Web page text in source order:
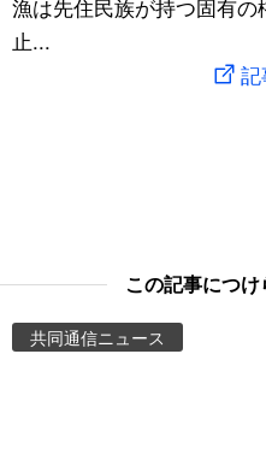
文化
動画/Live
漁は先住民族が持つ固有
止...
記
この記事につ
共同通信ニュース